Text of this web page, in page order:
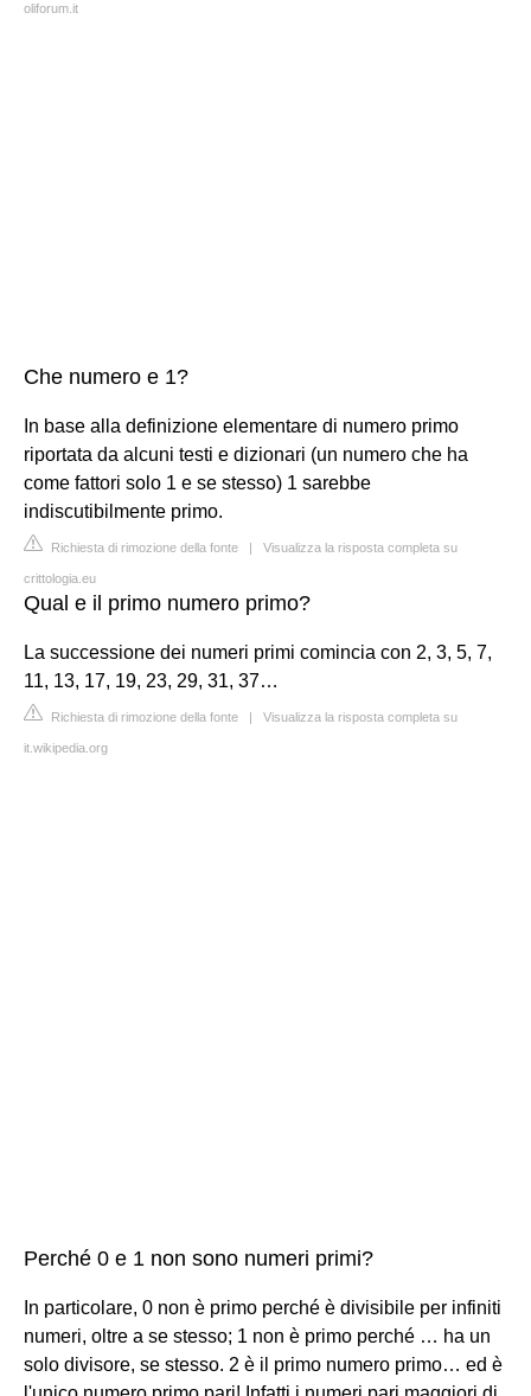
oliforum.it
Che numero e 1?
In base alla definizione elementare di numero primo
riportata da alcuni testi e dizionari (un numero che ha
come fattori solo 1 e se stesso) 1 sarebbe
indiscutibilmente primo.
Richiesta di rimozione della fonte | Visualizza la risposta completa su
crittologia.eu
Qual e il primo numero primo?
La successione dei numeri primi comincia con 2, 3, 5, 7,
11, 13, 17, 19, 23, 29, 31, 37…
Richiesta di rimozione della fonte | Visualizza la risposta completa su
it.wikipedia.org
Perché 0 e 1 non sono numeri primi?
In particolare, 0 non è primo perché è divisibile per infiniti
numeri, oltre a se stesso; 1 non è primo perché … ha un
solo divisore, se stesso. 2 è il primo numero primo… ed è